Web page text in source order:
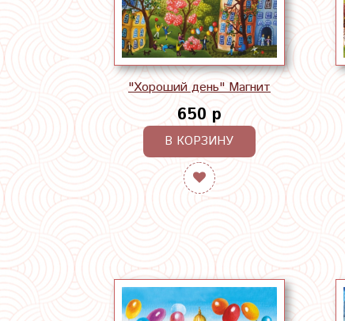
"Хороший день" Магнит
650 р
В КОРЗИНУ